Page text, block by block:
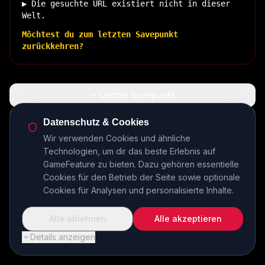
▶ Die gesuchte URL existiert nicht in dieser
Welt.
Möchtest du zum letzten Savepunkt
zurückkehren?
🏠 Zurück zur Basis
INSERT COIN TO CONTINUE...
Datenschutz & Cookies
Wir verwenden Cookies und ähnliche
Technologien, um dir das beste Erlebnis auf
GameFeature zu bieten. Dazu gehören essentielle
Cookies für den Betrieb der Seite sowie optionale
Cookies für Analysen und personalisierte Inhalte.
Details anzeigen
Alle ablehnen Alle akzeptieren